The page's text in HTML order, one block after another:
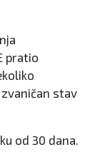
pratio
stav
od 30 dana.